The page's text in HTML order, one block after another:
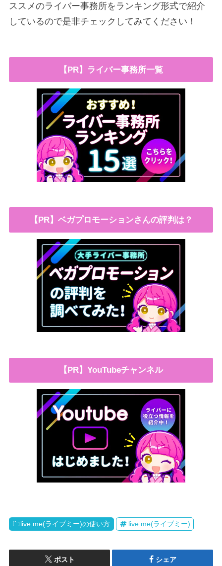
ススメのライバー事務所をランキング形式で紹介
しているので是非チェックしてみてください！
【PR】ライバー事務所一覧
【PR】ベガプロモーションさんの評判は？
【PR】YouTubeチャンネル
live me(ライブミー)の使い方 live me(ライブミー)
ポスト シェア